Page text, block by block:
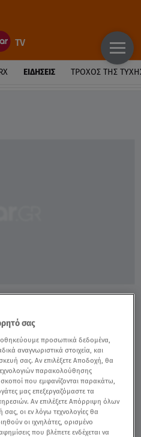
ΕΙΔΉΣΕΙΣ ΤΡΟΧΌΣ ΤΗΣ
Video
ΑΝΟΔΟΣ ΤΙΜΩΝ
σας
προσωπικά δεδομένα,
αναγνωριστικά στοιχεία, και
σας. Αν επιλέξετε Αποδοχή, θα
παρακολούθησης
που εμφανίζονται παρακάτω,
μας επεξεργαζόμαστε τα
Αν επιλέξετε Απόρριψη όλων
οι εν λόγω τεχνολογίες θα
οι ιχνηλάτες, ορισμένο
που βλέπετε ενδέχεται να